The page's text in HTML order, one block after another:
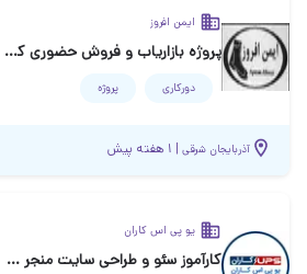
ایمن افروز
پروژه بازاریاب و فروش حضوری کفش ایمنی
دورکاری پروژه
آذربایجان شرقی | ۱ هفته پیش
یو پی اس کاران
کارآموز سئو و طراحی سایت منجر به استخدام